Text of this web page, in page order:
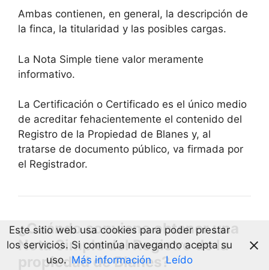
Ambas contienen, en general, la descripción de
la finca, la titularidad y las posibles cargas.
La Nota Simple tiene valor meramente
informativo.
La Certificación o Certificado es el único medio
de acreditar fehacientemente el contenido del
Registro de la Propiedad de Blanes y, al
tratarse de documento público, va firmada por
el Registrador.
¿Cuándo conviene obtener una
Nota Simple del Registro de la
propiedad de Blanes?
Este sitio web usa cookies para poder prestar
los servicios. Si continúa navegando acepta su
uso. Más información Leído